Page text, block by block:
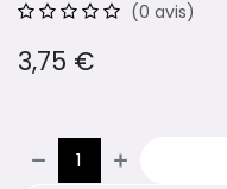
(0 avis)
3,75 €